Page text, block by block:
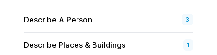
Describe A Person 3
Describe Places & Buildings 1